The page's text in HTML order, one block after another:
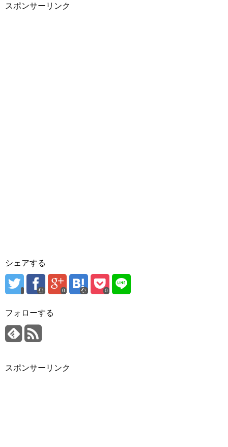
スポンサーリンク
シェアする
0 0
フォローする
スポンサーリンク